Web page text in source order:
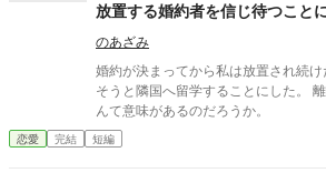
放置する婚約者を信じ待つこと
のあざみ
婚約が決まってから私は放置され続
そうと隣国へ留学することにした。
んて意味があるのだろうか。
恋愛 完結 短編